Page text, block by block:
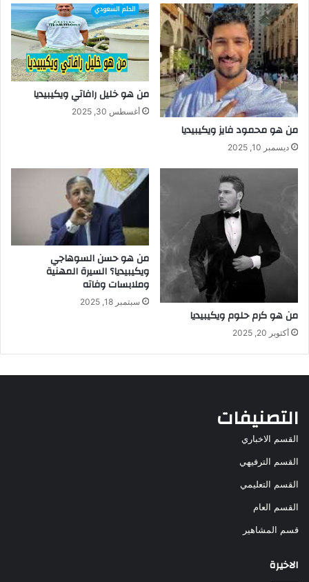
من هو محمود فايز ويكيبيديا
ديسمبر 10, 2025
من هو خليل رافاتي ويكيبيديا
أغسطس 30, 2025
من هو كرم حلوم ويكيبيديا
أكتوبر 20, 2025
من هو حسن السوهاجي
ويكيبيديا؟ السيرة المهنية
وملابسات وفاته
سبتمبر 18, 2025
التصنيفات
القسم الاخباري
القسم الترفيهي
القسم التعليمي
القسم العام
قسم المشاهير
الاخيرة